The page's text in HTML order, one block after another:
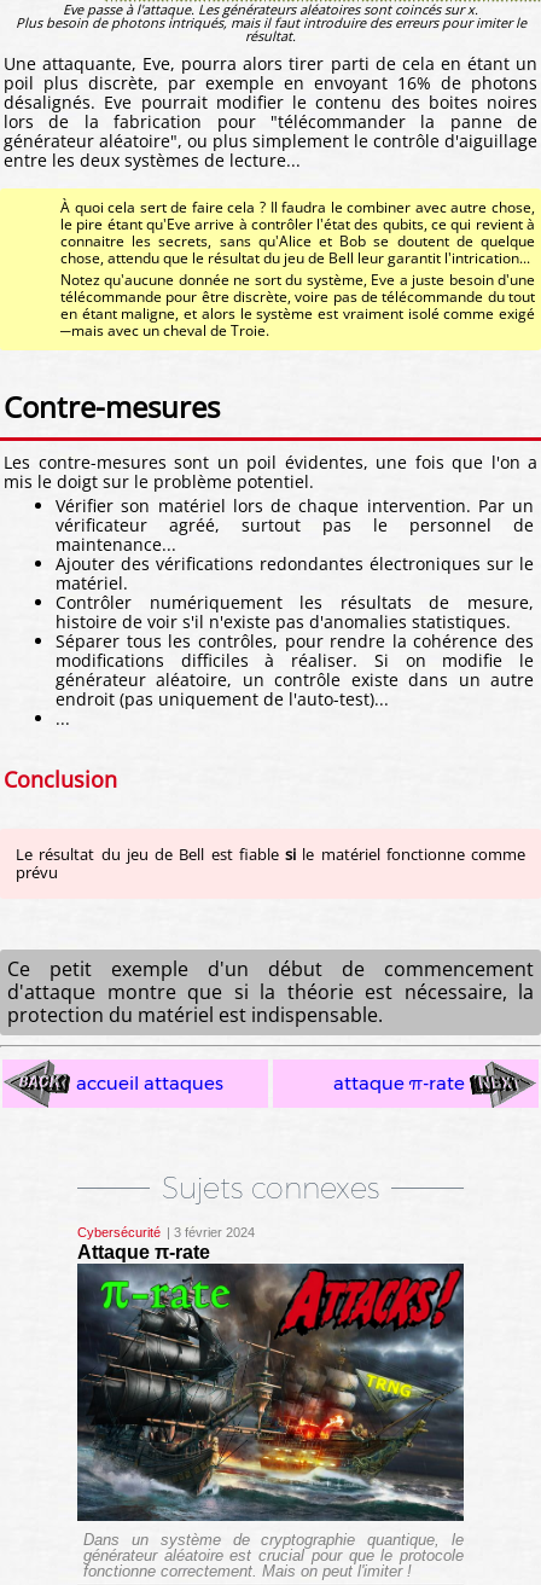
Sujets connexes
Cybersécurité | 3 février 2024
Attaque π-rate
Dans un système de cryptographie quantique, le
générateur aléatoire est crucial pour que le protocole
fonctionne correctement. Mais on peut l'imiter !
Eve passe à l'attaque. Les générateurs aléatoires sont coincés sur x.
Plus besoin de photons intriqués, mais il faut introduire des erreurs pour imiter le
résultat.
Une attaquante, Eve, pourra alors tirer parti de cela en étant un
poil plus discrète, par exemple en envoyant 16% de photons
désalignés. Eve pourrait modifier le contenu des boites noires
lors de la fabrication pour "télécommander la panne de
générateur aléatoire", ou plus simplement le contrôle d'aiguillage
entre les deux systèmes de lecture...
À quoi cela sert de faire cela ? Il faudra le combiner avec autre chose,
le pire étant qu'Eve arrive à contrôler l'état des qubits, ce qui revient à
connaitre les secrets, sans qu'Alice et Bob se doutent de quelque
chose, attendu que le résultat du jeu de Bell leur garantit l'intrication...
Notez qu'aucune donnée ne sort du système, Eve a juste besoin d'une
télécommande pour être discrète, voire pas de télécommande du tout
en étant maligne, et alors le système est vraiment isolé comme exigé
─mais avec un cheval de Troie.
Contre-mesures
Les contre-mesures sont un poil évidentes, une fois que l'on a
mis le doigt sur le problème potentiel.
Vérifier son matériel lors de chaque intervention. Par un
vérificateur agréé, surtout pas le personnel de
maintenance...
Ajouter des vérifications redondantes électroniques sur le
matériel.
Contrôler numériquement les résultats de mesure,
histoire de voir s'il n'existe pas d'anomalies statistiques.
Séparer tous les contrôles, pour rendre la cohérence des
modifications difficiles à réaliser. Si on modifie le
générateur aléatoire, un contrôle existe dans un autre
endroit (pas uniquement de l'auto-test)...
...
Conclusion
Le résultat du jeu de Bell est fiable si le matériel fonctionne comme
prévu
Ce petit exemple d'un début de commencement
d'attaque montre que si la théorie est nécessaire, la
protection du matériel est indispensable.
accueil attaques attaque π-rate